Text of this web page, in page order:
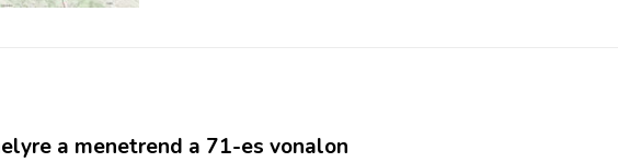
a menetrend a 71-es vonalon